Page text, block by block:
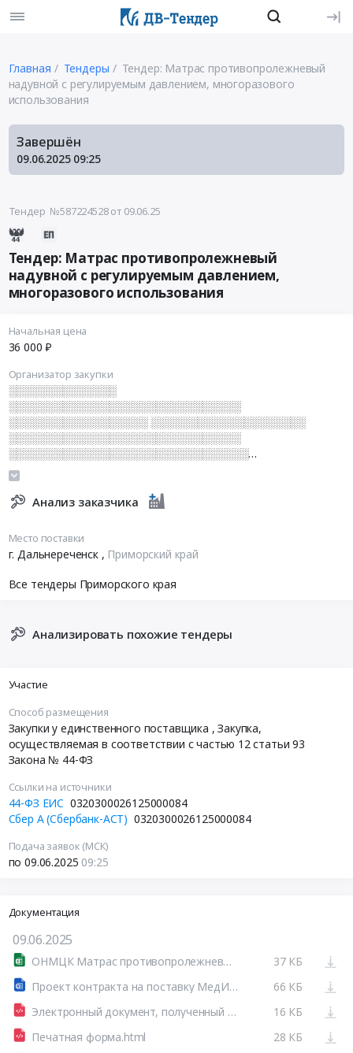
Главная Тендеры
Тендер: Матрас противопролежневый
надувной с регулируемым давлением, многоразового
использования
Завершён
09.06.2025 09:25
Тендер №587224528от 09.06.25
Тендер: Матрас противопролежневый
надувной с регулируемым давлением,
многоразового использования
Начальная цена
36 000 ₽
Организатор закупки
░░░░░░░░░░░░░░
░░░░░░░░░░░░░░░░░░░░░░░░░░░░░░
░░░░░░░░░░░░░░░░░░ ░░░░░░░░░░░░░░░░░░░░
░░░░░░░░░░░░░░░░░░░░░░░░░░░░░░
░░░░░░░░░░░░░░░░░░░░░░░░░░░░░░░
░░░░░░░░░░░░░░░░░░░░░░ ░░░░░░░░░░░░░░░░░░
░░░░░░░░░░░░░░░░░
Анализ заказчика
Место поставки
г. Дальнереченск , Приморский край
Все тендеры Приморского края
Анализировать похожие тендеры
Участие
Способ размещения
Закупки у единственного поставщика , Закупка,
осуществляемая в соответствии с частью 12 статьи 93
Закона № 44-ФЗ
Ссылки на источники
44-ФЗ ЕИС 0320300026125000084
Сбер А (Сбербанк-АСТ) 0320300026125000084
Подача заявок (МСК)
по 09.06.2025 09:25
Документация
09.06.2025
ОНМЦК Матрас противопролежневый.xls
37 КБ
Проект контракта на поставку МедИздел отдельный ОКПД2 не типовой.docx
66 КБ
Электронный документ, полученный из внешней системы.xml
16 КБ
Печатная форма.html
28 КБ